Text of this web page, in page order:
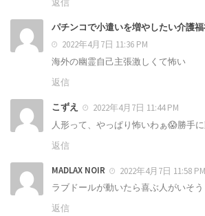
パチンコで小遣いを増やしたい介護
2022年4月7日 11:36 PM
海外の幽霊自己主張激しくて怖い
返信
こずえ
2022年4月7日 11:44 PM
人形って、やっぱり怖いわぁ😱勝手
返信
MADLAX NOIR
2022年4月7日 11:58 PM
ラブドールが動いたら喜ぶ人がいそう
返信